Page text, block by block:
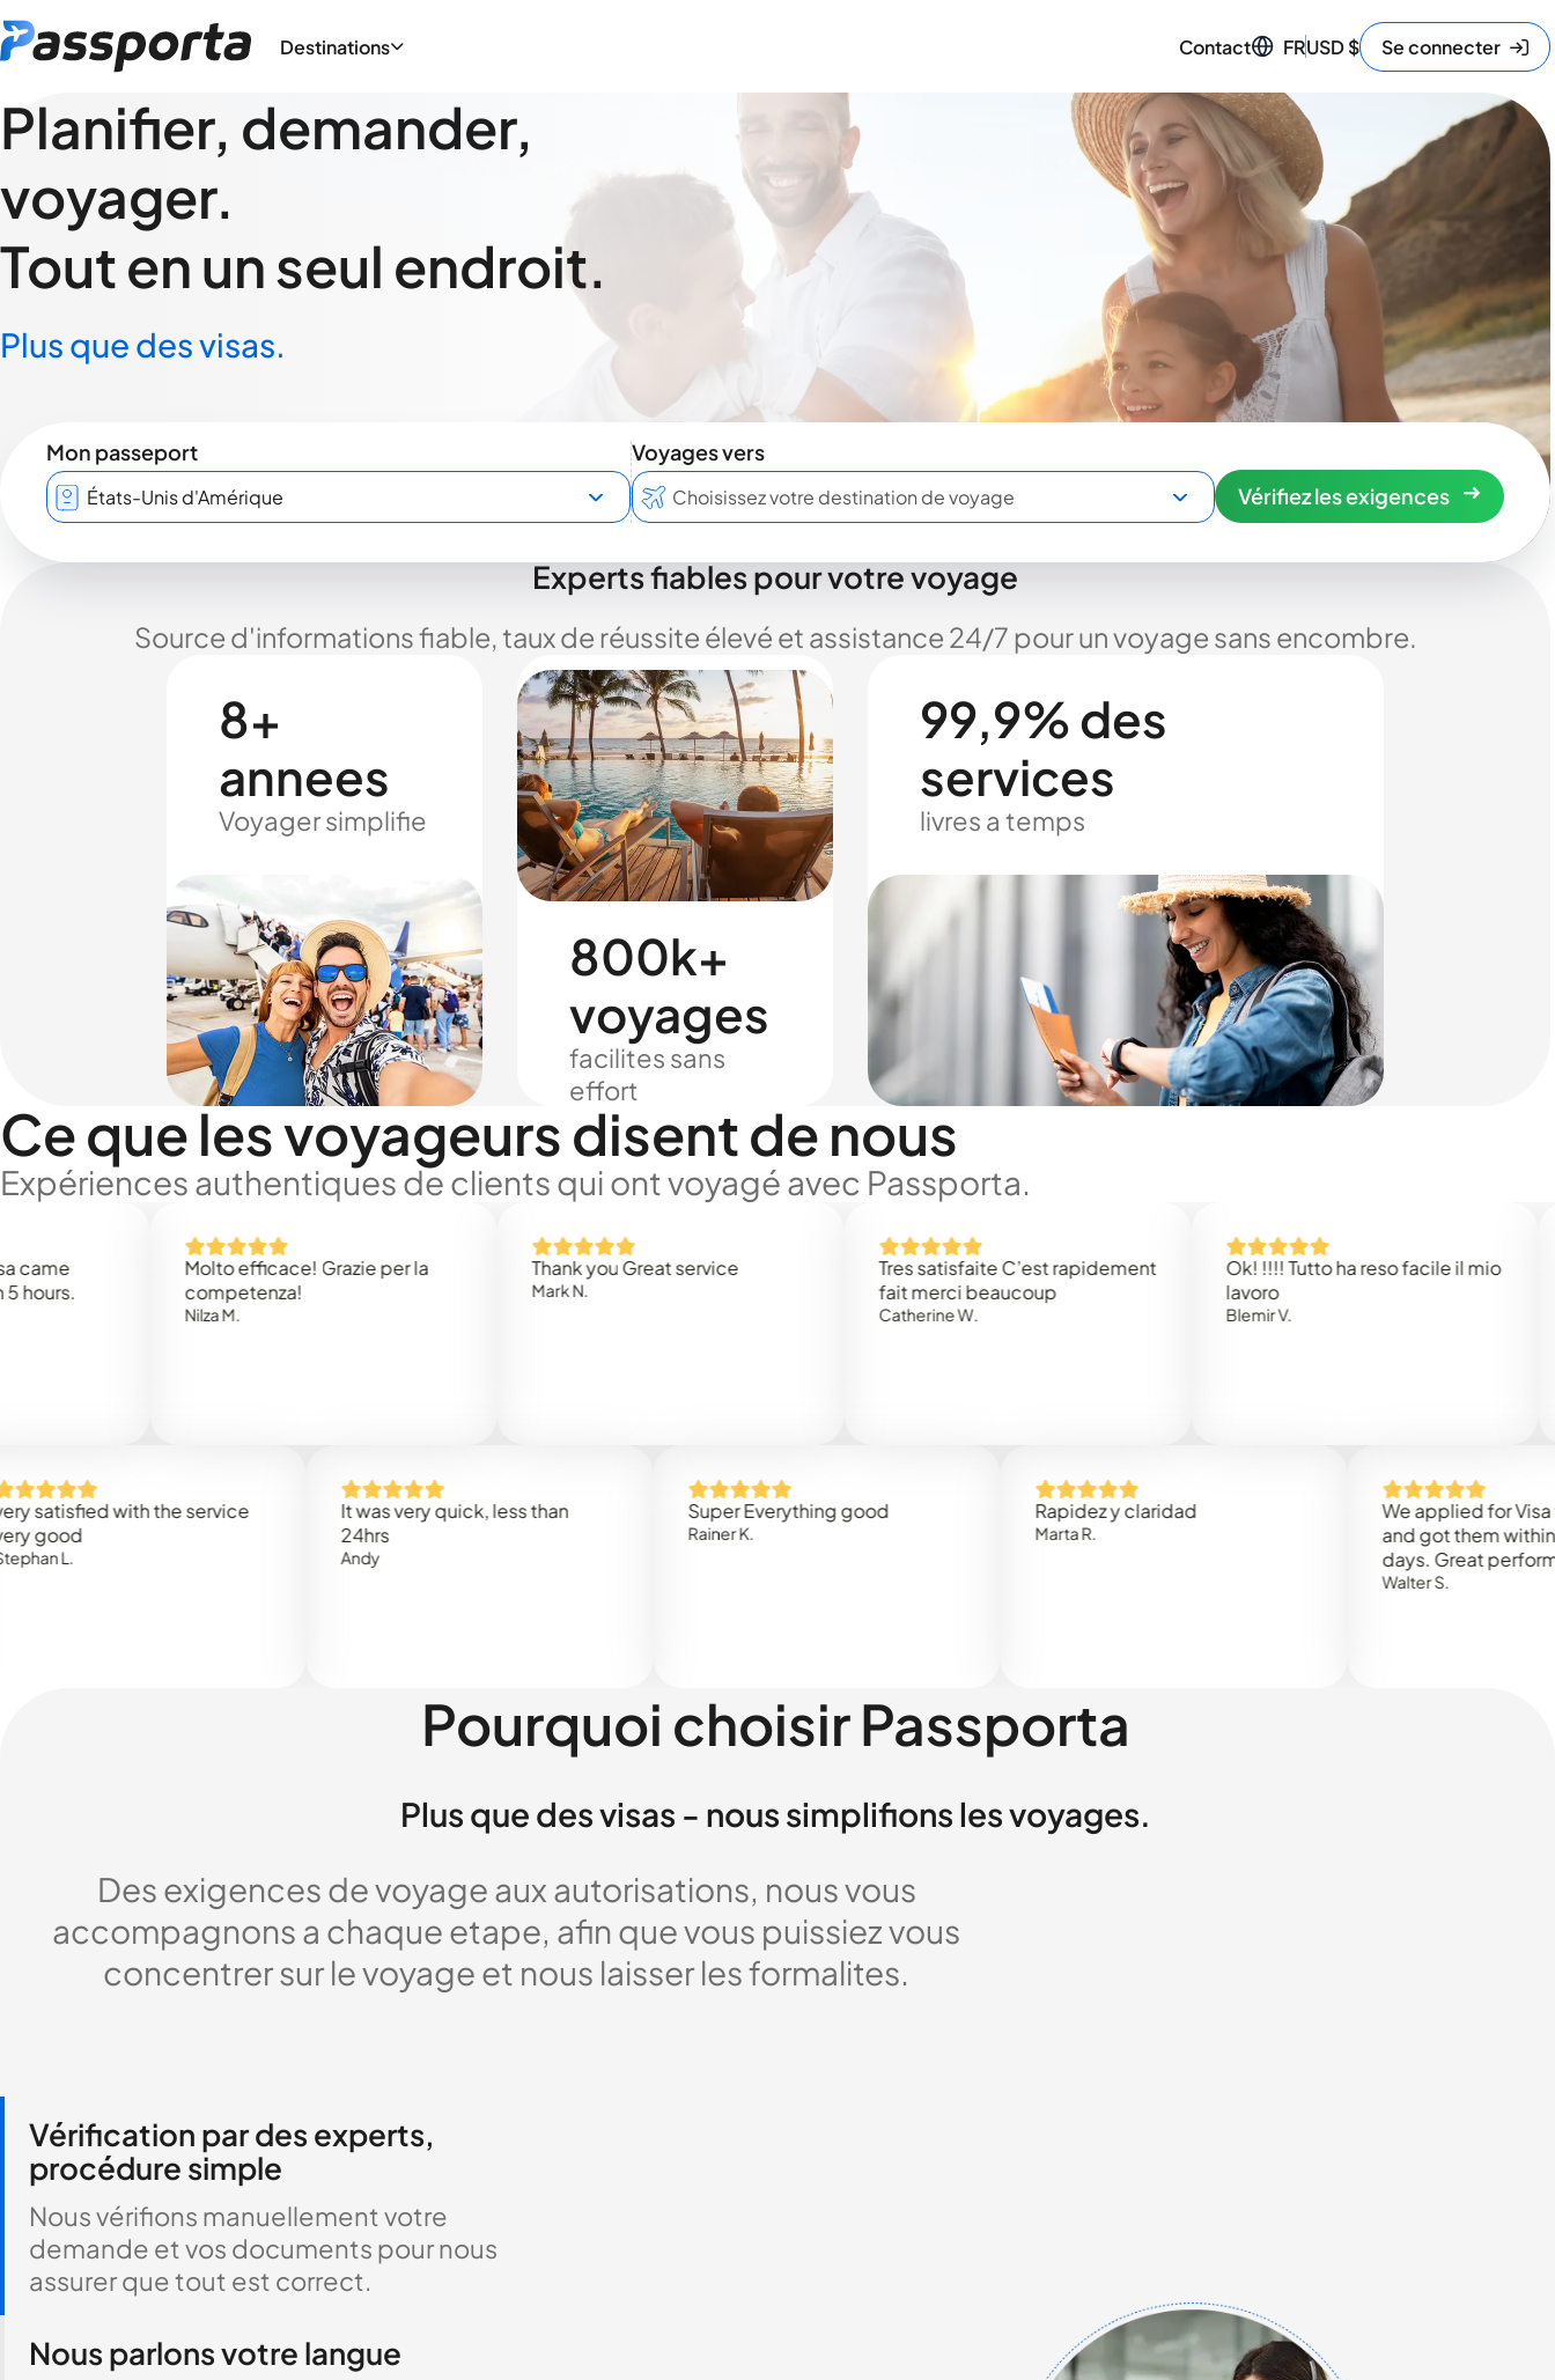
Destinations Contact FRUSD$ Se connecter
Planifier, demander,
voyager.
Tout en un seul endroit.
Plus que des visas.
Mon passeport
Voyages vers
Vérifiez les exigences
Experts fiables pour votre voyage
Source d'informations fiable, taux de réussite élevé et assistance 24/7 pour un voyage sans encombre.
8+
annees
Voyager simplifie
800k+
voyages
facilites sans
effort
99,9% des
services
livres a temps
Ce que les voyageurs disent de nous
Expériences authentiques de clients qui ont voyagé avec Passporta.
Molto efficace! Grazie per la
competenza!
Thank you Great service
Tres satisfaite C’est rapidement
fait merci beaucoup
Catherine W.
Ok! !!!! Tutto ha reso facile il mio
Easy
with the service
It was very quick, less than
Super Everything good Rapidez y claridad
We applied for Visa to
and got them within 3
days. Great performance!
Pourquoi choisir Passporta
Plus que des visas - nous simplifions les voyages.
Des exigences de voyage aux autorisations, nous vous
accompagnons a chaque etape, afin que vous puissiez vous
concentrer sur le voyage et nous laisser les formalites.
Vérification par des experts,
procédure simple
Nous vérifions manuellement votre
demande et vos documents pour nous
assurer que tout est correct.
Nous parlons votre langue